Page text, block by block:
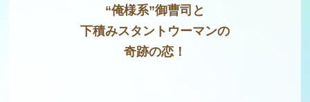
“俺様系”御曹司と
下積みスタントウーマンの
奇跡の恋！